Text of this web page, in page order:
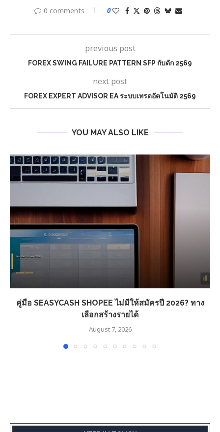
0 comments 0
previous post
FOREX SWING FAILURE PATTERN SFP กับดัก 2569
next post
FOREX EXPERT ADVISOR EA ระบบเทรดอัตโนมัติ 2569
YOU MAY ALSO LIKE
คู่มือ SEASYCASH SHOPEE ไม่มีให้สมัครปี 2026? ทาง
เลือกสร้างรายได้
August 7, 2026